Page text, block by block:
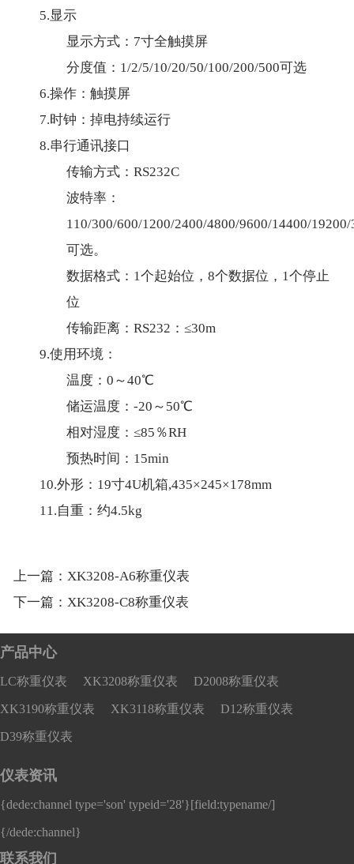
5.显示
显示方式：7寸全触摸屏
分度值：1/2/5/10/20/50/100/200/500可选
6.操作：触摸屏
7.时钟：掉电持续运行
8.串行通讯接口
传输方式：RS232C
波特率：
110/300/600/1200/2400/4800/9600/14400/
可选。
数据格式：1个起始位，8个数据位，1个停止
位
传输距离：RS232：≤30m
9.使用环境：
温度：0～40℃
储运温度：-20～50℃
相对湿度：≤85％RH
预热时间：15min
10.外形：19寸4U机箱,435×245×178mm
11.自重：约4.5kg
上一篇： XK3208-A6称重仪表
下一篇： XK3208-C8称重仪表
产品中心
LC称重仪表 XK3208称重仪表 D2008称重仪表
XK3190称重仪表 XK3118称重仪表 D12称重仪表
D39称重仪表
仪表资讯
{dede:channel type='son' typeid='28'}[field:typename/]
{/dede:channel}
联系我们